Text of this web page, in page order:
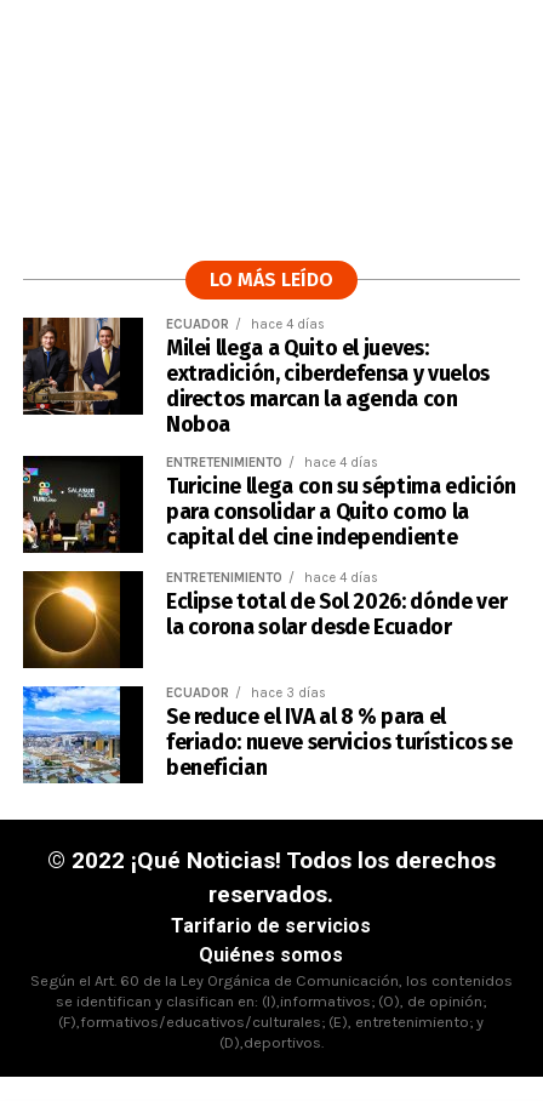
LO MÁS LEÍDO
ECUADOR hace 4 días
Milei llega a Quito el jueves:
extradición, ciberdefensa y vuelos
directos marcan la agenda con
Noboa
ENTRETENIMIENTO hace 4 días
Turicine llega con su séptima edición
para consolidar a Quito como la
capital del cine independiente
ENTRETENIMIENTO hace 4 días
Eclipse total de Sol 2026: dónde ver
la corona solar desde Ecuador
ECUADOR hace 3 días
Se reduce el IVA al 8 % para el
feriado: nueve servicios turísticos se
benefician
© 2022 ¡Qué Noticias! Todos los derechos
reservados.
Tarifario de servicios
Quiénes somos
Según el Art. 60 de la Ley Orgánica de Comunicación, los contenidos
se identifican y clasifican en: (I),informativos; (O), de opinión;
(F),formativos/educativos/culturales; (E), entretenimiento; y
(D),deportivos.